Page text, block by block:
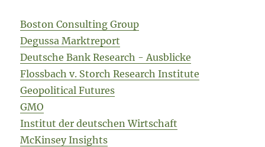
Boston Consulting Group
Degussa Marktreport
Deutsche Bank Research - Ausblicke
Flossbach v. Storch Research Institute
Geopolitical Futures
GMO
Institut der deutschen Wirtschaft
McKinsey Insights